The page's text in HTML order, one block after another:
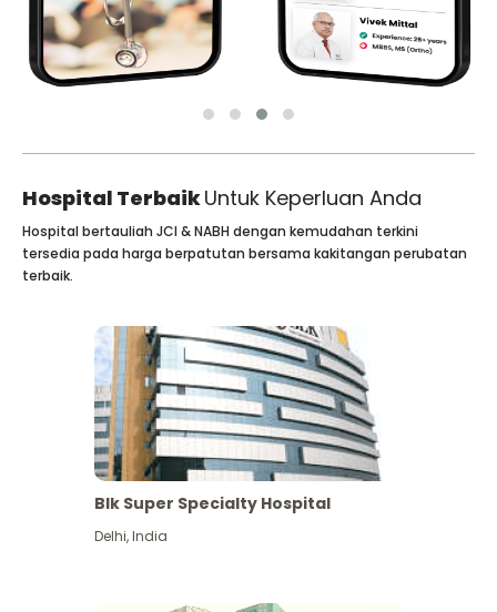
Hospital TerbaikUntuk Keperluan Anda
Hospital bertauliah JCI & NABH dengan kemudahan terkini
tersedia pada harga berpatutan bersama kakitangan perubatan
terbaik.
Blk Super Specialty Hospital
Delhi,India